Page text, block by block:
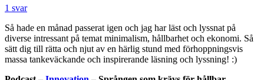
1 svar
Så hade en månad passerat igen och jag har läst och lyssnat på
diverse intressant på temat minimalism, hållbarhet och ekonomi. Så
sätt dig till rätta och njut av en härlig stund med förhoppningsvis
massa tankeväckande och inspirerande läsning och lyssning! :)